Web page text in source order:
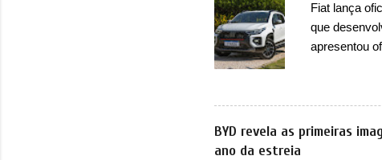
perda de
Fiat lança
que
apresentou
automático
do motor 1.0
BYD revela as primeiras
ano da estreia